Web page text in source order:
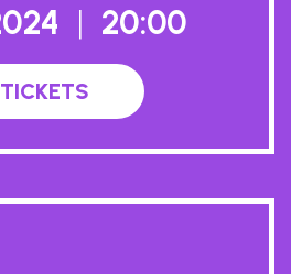
| 20:00
TICKETS